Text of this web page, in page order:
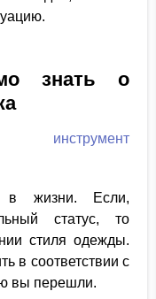
знать о
в жизни. Если,
статус, то
стиля одежды.
в соответствии с
вы перешли.